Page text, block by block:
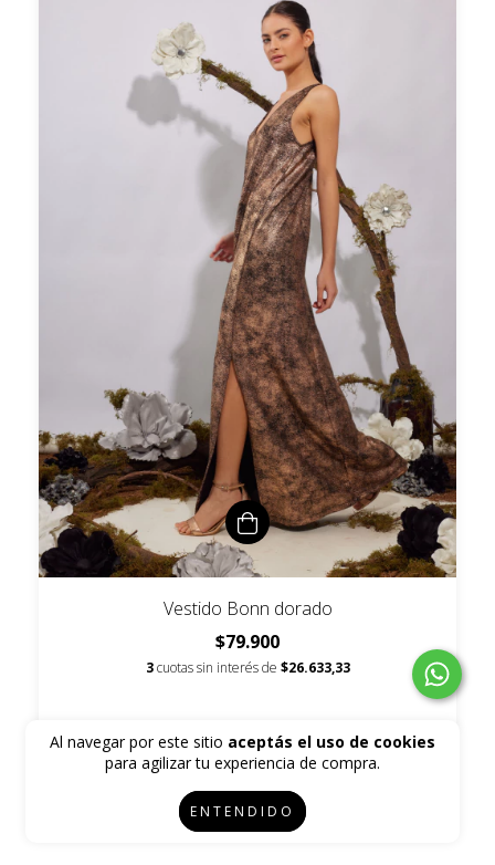
Al navegar por este sitio aceptás el uso de cookies
para agilizar tu experiencia de compra.
ENTENDIDO
Vestido Bonn dorado
$79.900
3 cuotas sin interés de $26.633,33